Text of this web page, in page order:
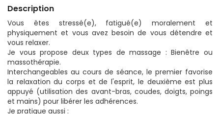
Description
Vous êtes stressé(e), fatigué(e) moralement et
physiquement et vous avez besoin de vous détendre et
vous relaxer.
Je vous propose deux types de massage : Bienêtre ou
massothérapie.
Interchangeables au cours de séance, le premier favorise
la relaxation du corps et de l'esprit, le deuxième est plus
appuyé (utilisation des avant-bras, coudes, doigts, poings
et mains) pour libérer les adhérences.
Je pratique aussi :